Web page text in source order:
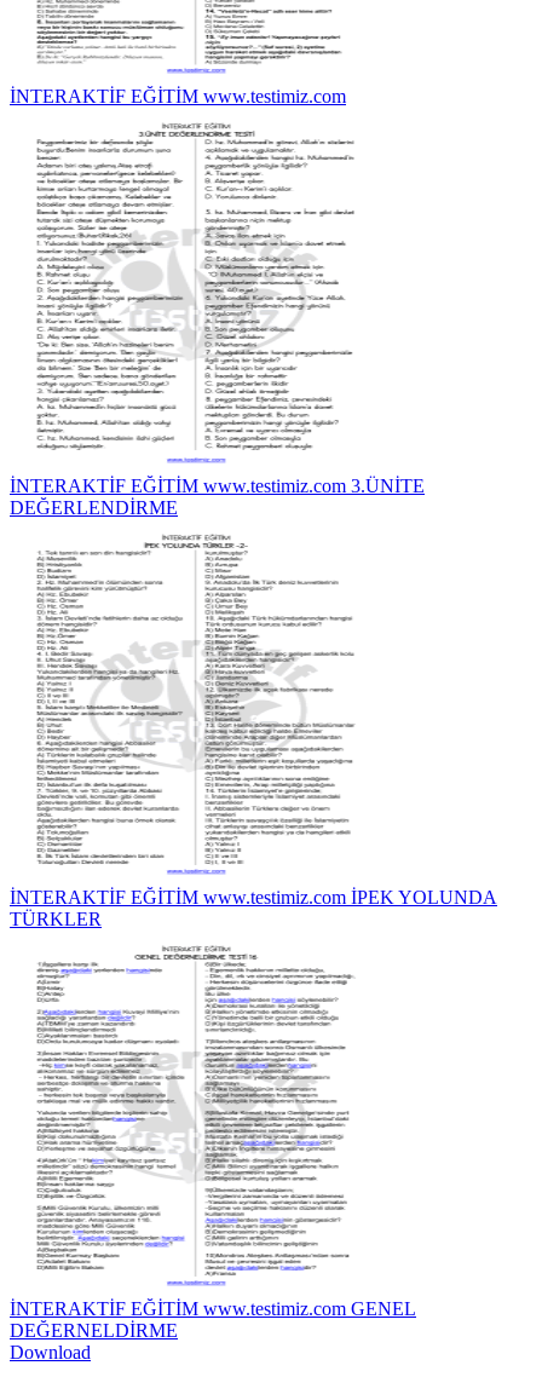
İNTERAKTİF EĞİTİM www.testimiz.com
İNTERAKTİF EĞİTİM www.testimiz.com 3.ÜNİTE
DEĞERLENDİRME
İNTERAKTİF EĞİTİM www.testimiz.com İPEK YOLUNDA
TÜRKLER
İNTERAKTİF EĞİTİM www.testimiz.com GENEL
DEĞERNELDİRME
Download